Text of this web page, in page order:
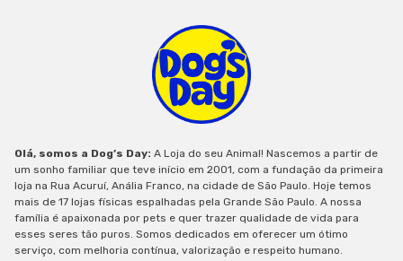
Olá, somos a Dog’s Day: A Loja do seu Animal! Nascemos a partir de
um sonho familiar que teve início em 2001, com a fundação da primeira
loja na Rua Acuruí, Anália Franco, na cidade de São Paulo. Hoje temos
mais de 17 lojas físicas espalhadas pela Grande São Paulo. A nossa
família é apaixonada por pets e quer trazer qualidade de vida para
esses seres tão puros. Somos dedicados em oferecer um ótimo
serviço, com melhoria contínua, valorização e respeito humano.